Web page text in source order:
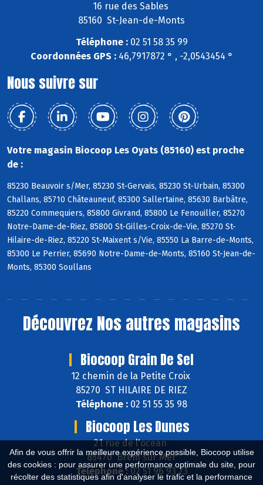
Afin de vous offrir la meilleure expérience possible, Biocoop utilise
des cookies : pour assurer une performance optimale du site, pour
récolter des statistiques afin d'analyser le trafic et la performance
16 rue des Sables
85160 St-Jean-de-Monts
Téléphone :02 51 58 35 99
Coordonnées GPS :46,7917872 ° , -2,0543454 °
Nous suivre sur
Votre magasin Biocoop Les Oyats (85160) est proche
de :
85230 Beauvoir s/Mer, 85230 St-Gervais, 85230 St-Urbain, 85300
Challans, 85710 Châteauneuf, 85300 Sallertaine, 85630 Barbâtre,
85220 Commequiers, 85800 Givrand, 85800 Le Fenouiller, 85270
Notre-Dame-de-Riez, 85800 St-Gilles-Croix-de-Vie, 85270 St-
Hilaire-de-Riez, 85220 St-Maixent s/Vie, 85550 La Barre-de-Monts,
85300 Le Perrier, 85690 Notre-Dame-de-Monts, 85160 St-Jean-de-
Monts, 85300 Soullans
Découvrez Nos autres magasins
Biocoop Grain De Sel
12 chemin de la Petite Croix
85270 ST HILAIRE DE RIEZ
Téléphone : 02 51 55 35 98
Biocoop Les Dunes
21 rue de l'ocean
85470 Brem sur Mer
Téléphone :02 51 96 93 23